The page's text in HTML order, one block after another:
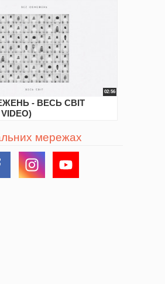
02:56
- ВЕСЬ СВІТ
мережах